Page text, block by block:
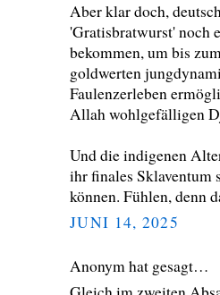
Aber klar doch,
'Gratisbratwurst' noch
bekommen, um bis
goldwerten
Faulenzerleben
Allah wohlgefälligen
Und die indigenen
ihr finales Sklaventum
können. Fühlen, denn
JUNI 14, 2025
Anonym hat gesagt…